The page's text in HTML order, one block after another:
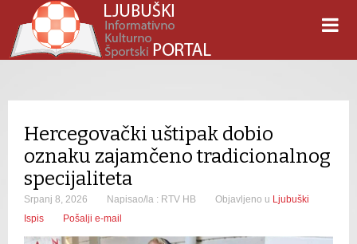
Hercegovački uštipak dobio
oznaku zajamčeno tradicionalnog
specijaliteta
Srpanj 8, 2026 Napisao/la : RTV HB Objavljeno u Ljubuški
Ispis
Pošalji e-mail